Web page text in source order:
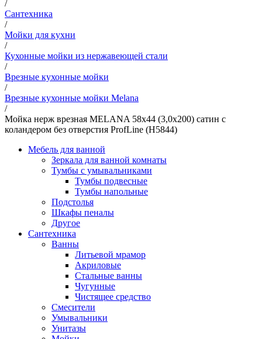
/
Сантехника
/
Мойки для кухни
/
Кухонные мойки из нержавеющей стали
/
Врезные кухонные мойки
/
Врезные кухонные мойки Melana
/
Мойка нерж врезная MELANA 58х44 (3,0х200) сатин с
коландером без отверстия ProfLine (H5844)
Мебель для ванной
Зеркала для ванной комнаты
Тумбы с умывальниками
Тумбы подвесные
Тумбы напольные
Подстолья
Шкафы пеналы
Другое
Сантехника
Ванны
Литьевой мрамор
Акриловые
Стальные ванны
Чугунные
Чистящее средство
Смесители
Умывальники
Унитазы